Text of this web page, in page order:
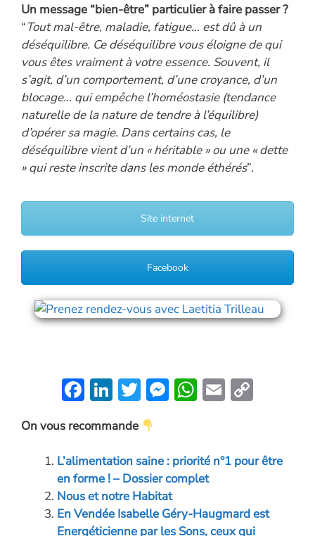
Un message “bien-être” particulier à faire passer ?
“Tout mal-être, maladie, fatigue… est dû à un
déséquilibre. Ce déséquilibre vous éloigne de qui
vous êtes vraiment à votre essence. Souvent, il
s’agit, d’un comportement, d’une croyance, d’un
blocage… qui empêche l’homéostasie (tendance
naturelle de la nature de tendre à l’équilibre)
d’opérer sa magie. Dans certains cas, le
déséquilibre vient d’un « héritable » ou une « dette
» qui reste inscrite dans les monde éthérés”.
Site internet
Facebook
F
e
b
o
o
k
Li
k
e
dI
n
T
w
itt
er
M
n
g
er
W
s
A
p
p
E
l y
n
k
On vous recommande
L’alimentation saine : priorité n°1 pour être
en forme ! – Dossier complet
Nous et notre Habitat
En Vendée Isabelle Géry-Haugmard est
Energéticienne par les Sons, ceux qui